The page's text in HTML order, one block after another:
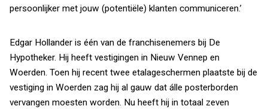
persoonlijker met jouw (potentiële) klanten communiceren.’
Edgar Hollander is één van de franchisenemers bij De
Hypotheker. Hij heeft vestigingen in Nieuw Vennep en
Woerden. Toen hij recent twee etalageschermen plaatste bij de
vestiging in Woerden zag hij al gauw dat álle posterborden
vervangen moesten worden. Nu heeft hij in totaal zeven